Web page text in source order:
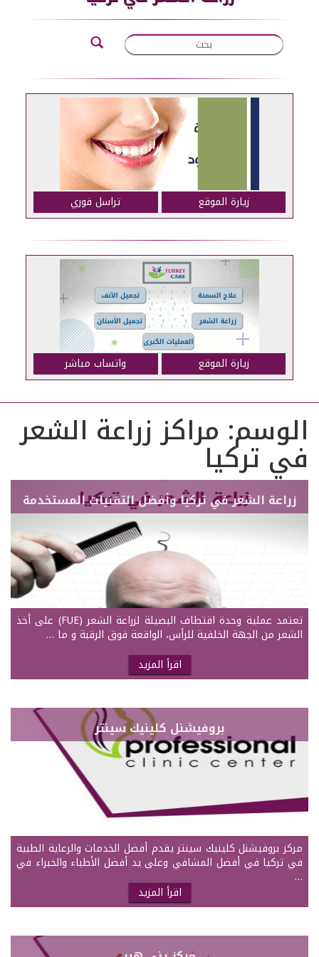
زيارة الموقع تراسل فوري
زيارة الموقع واتساب مباشر
الوسم: مراكز زراعة الشعر
في تركيا
زراعة الشعر في تركيا وأفضل التقنيات المستخدمة
تعتمد عملية وحدة اقتطاف البصيلة لزراعة الشعر (FUE) على أخذ
الشعر من الجهة الخلفية للرأس، الواقعة فوق الرقبة و ما …
اقرأ المزيد
بروفيشنل كلينيك سينتر
مركز بروفيشنل كلينيك سينتر يقدم أفضل الخدمات والرعاية الطبية
في تركيا في أفضل المشافي وعلى يد أفضل الأطباء والخبراء في
…
اقرأ المزيد